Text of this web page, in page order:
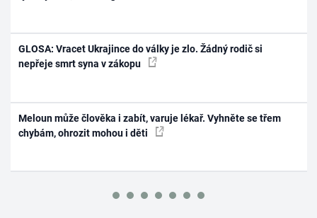
GLOSA: Vracet Ukrajince do války je zlo. Žádný rodič si
nepřeje smrt syna v zákopu
Meloun může člověka i zabít, varuje lékař. Vyhněte se třem
chybám, ohrozit mohou i děti